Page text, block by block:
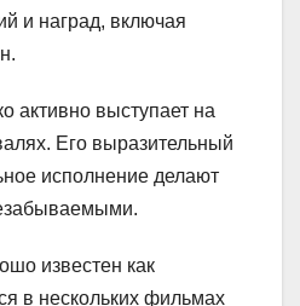
и наград, включая
активно выступает на
Его выразительный
исполнение делают
известен как
в нескольких фильмах